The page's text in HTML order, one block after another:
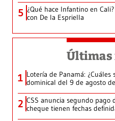
5 ¿Qué hace Infantino en
con De la Espriella
Últimas
1 Lotería de Panamá:
dominical del 9 de agosto
2 CSS anuncia segundo pago
cheque tienen fechas